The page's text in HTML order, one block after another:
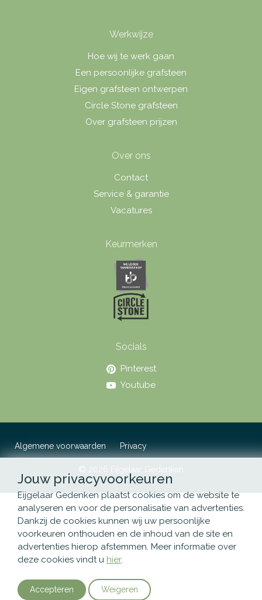
Werkwijze
Hoe wij te werk gaan
Een persoonlijke grafsteen
Eigen grafsteen ontwerpen
Circle Stone grafsteen
Over grafsteen prijzen
Over ons
Contact
Service & garantie
Vacatures
Keurmerken
Socials
Pinterest
Youtube
Algemene voorwaarden Privacy
© 2026 Eijgelaar Gedenken
Jouw privacyvoorkeuren
Eijgelaar Gedenken plaatst cookies om de website te
analyseren en voor de personalisatie van advertenties.
Dankzij de cookies kunnen wij uw persoonlijke
voorkeuren onthouden en de inhoud van de site en
advertenties hierop afstemmen. Meer informatie over
deze cookies vindt u hier.
Accepteren Weigeren